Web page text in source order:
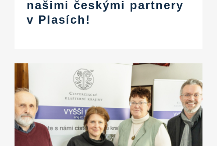
našimi českými partnery
v Plasích!